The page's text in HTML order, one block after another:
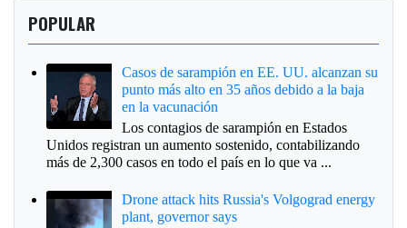
POPULAR
Casos de sarampión en EE. UU. alcanzan su
punto más alto en 35 años debido a la baja
en la vacunación
Los contagios de sarampión en Estados
Unidos registran un aumento sostenido, contabilizando
más de 2,300 casos en todo el país en lo que va ...
Drone attack hits Russia's Volgograd energy
plant, governor says